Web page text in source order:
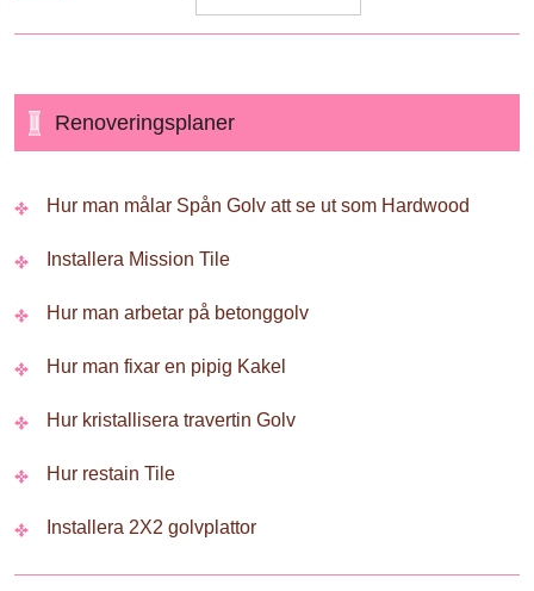
Renoveringsplaner
Hur man målar Spån Golv att se ut som Hardwood
Installera Mission Tile
Hur man arbetar på betonggolv
Hur man fixar en pipig Kakel
Hur kristallisera travertin Golv
Hur restain Tile
Installera 2X2 golvplattor